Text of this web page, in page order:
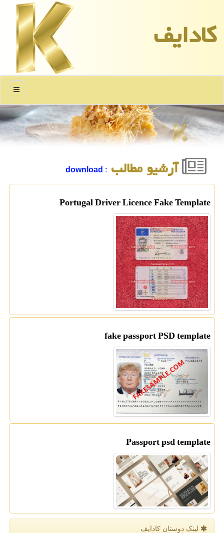
كادایف
منو
آرشیو مطالب : download
Portugal Driver Licence Fake Template
fake passport PSD template
Passport psd template
لینک دوستان كادایف